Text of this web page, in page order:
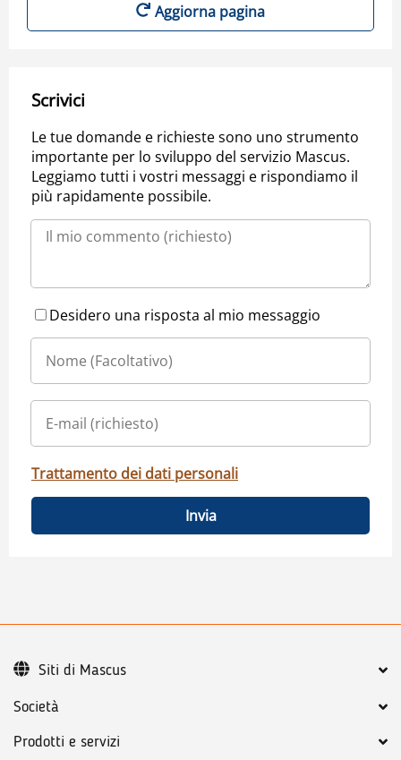
Aggiorna pagina
Scrivici
Le tue domande e richieste sono uno strumento
importante per lo sviluppo del servizio Mascus.
Leggiamo tutti i vostri messaggi e rispondiamo il
più rapidamente possibile.
Desidero una risposta al mio messaggio
Trattamento dei dati personali
Invia
Società
Prodotti e servizi
Siti di Mascus